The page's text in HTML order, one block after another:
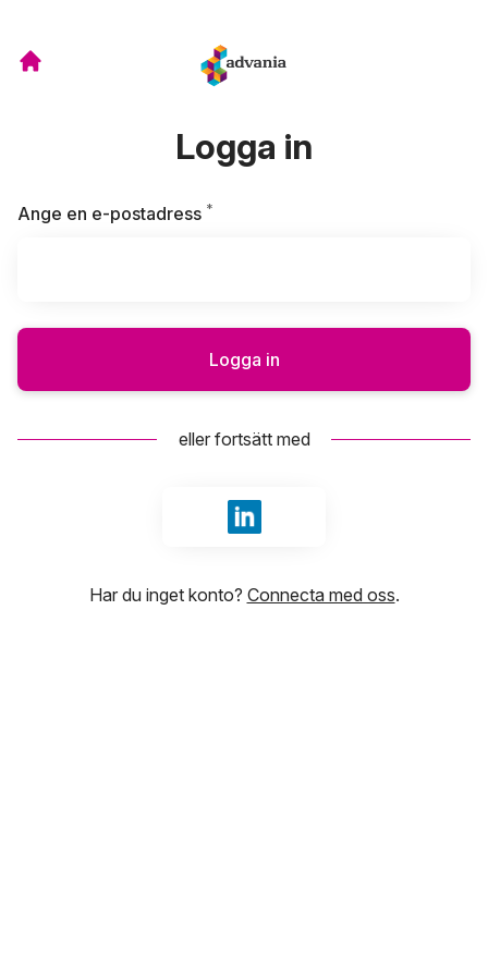
Logga in
Ange en e-postadress *
Logga in
eller fortsätt med
Logga in med LinkedIn
Har du inget konto? Connecta med oss.